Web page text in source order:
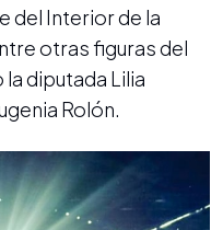
del Interior de la
otras figuras del
diputada Lilia
Rolón.